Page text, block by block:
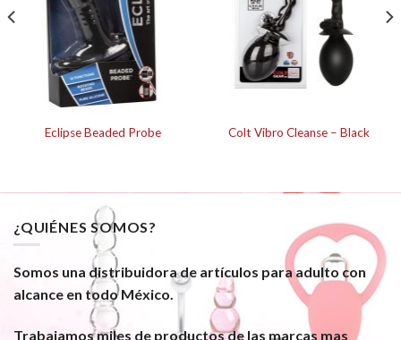
Eclipse Beaded Probe Colt Vibro Cleanse – Black
¿QUIÉNES SOMOS?
Somos una distribuidora de artículos para adulto con
alcance en todo México.
Trabajamos miles de productos de las marcas mas